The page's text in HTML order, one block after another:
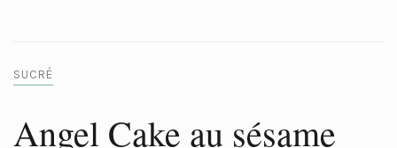
SUCRÉ
Angel Cake au sésame